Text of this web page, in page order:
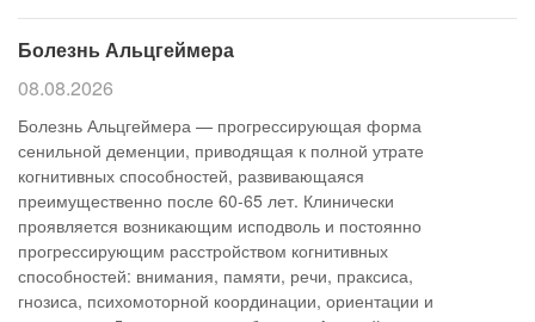
Болезнь Альцгеймера
08.08.2026
Болезнь Альцгеймера — прогрессирующая форма
сенильной деменции, приводящая к полной утрате
когнитивных способностей, развивающаяся
преимущественно после 60-65 лет. Клинически
проявляется возникающим исподволь и постоянно
прогрессирующим расстройством когнитивных
способностей: внимания, памяти, речи, праксиса,
гнозиса, психомоторной координации, ориентации и